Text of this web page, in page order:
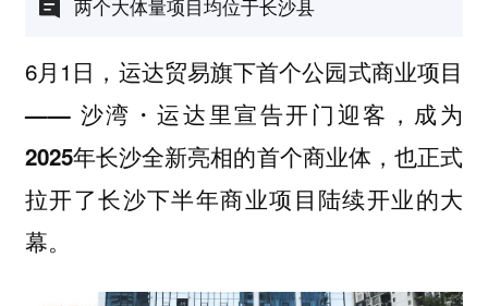
两个大体量项目均位于长沙县
6月1日， 运达贸易旗下首个公园式商业项目
—— 沙湾・运达里宣告开门迎客，成为
2025年长沙全新亮相的首个商业体 ，也正式
拉开了长沙下半年商业项目陆续开业的大
幕。